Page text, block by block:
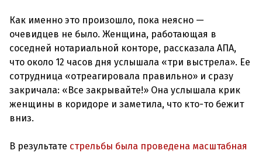
Как именно это произошло, пока неясно —
очевидцев не было. Женщина, работающая в
соседней нотариальной конторе, рассказала АПА,
что около 12 часов дня услышала «три выстрела». Ее
сотрудница «отреагировала правильно» и сразу
закричала: «Все закрывайте!» Она услышала крик
женщины в коридоре и заметила, что кто-то бежит
вниз.
В результате стрельбы была проведена масштабная